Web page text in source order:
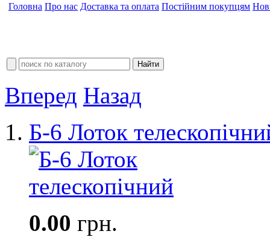
Головна Про нас Доставка та оплата Постійним покупцям
Вперед Назад
Б-6 Лоток
0.00 грн.